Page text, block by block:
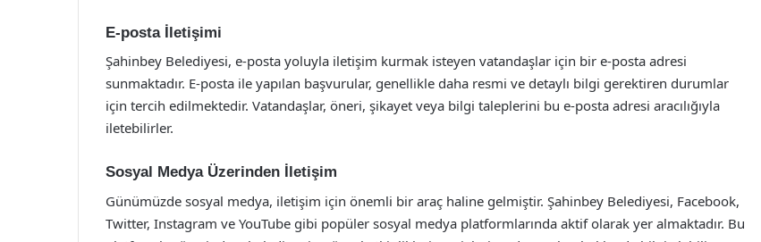
E-posta İletişimi
Şahinbey Belediyesi, e-posta yoluyla iletişim kurmak isteyen vatandaşlar için bir e-posta adresi
sunmaktadır. E-posta ile yapılan başvurular, genellikle daha resmi ve detaylı bilgi gerektiren durumlar
için tercih edilmektedir. Vatandaşlar, öneri, şikayet veya bilgi taleplerini bu e-posta adresi aracılığıyla
iletebilirler.
Sosyal Medya Üzerinden İletişim
Günümüzde sosyal medya, iletişim için önemli bir araç haline gelmiştir. Şahinbey Belediyesi, Facebook,
Twitter, Instagram ve YouTube gibi popüler sosyal medya platformlarında aktif olarak yer almaktadır. Bu